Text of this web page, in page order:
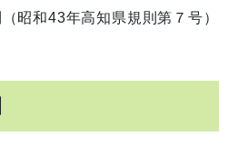
昭和43年高知県規則第７号）